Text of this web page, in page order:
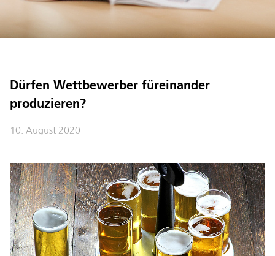
Dürfen Wettbewerber füreinander
produzieren?
10. August 2020